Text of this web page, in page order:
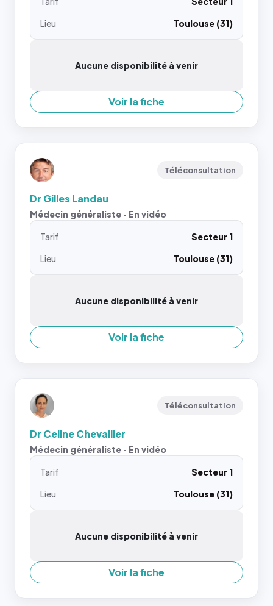
Lieu
Toulouse (31)
Aucune disponibilité à venir
Voir la fiche
Téléconsultation
Dr Gilles Landau
Médecin généraliste · En vidéo
Tarif
Secteur 1
Lieu
Toulouse (31)
Aucune disponibilité à venir
Voir la fiche
Téléconsultation
Dr Celine Chevallier
Médecin généraliste · En vidéo
Tarif
Secteur 1
Lieu
Toulouse (31)
Aucune disponibilité à venir
Voir la fiche